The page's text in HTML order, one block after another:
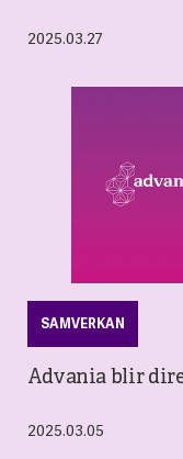
2025.03.27
SAMVERKAN
Advania blir
2025.03.05